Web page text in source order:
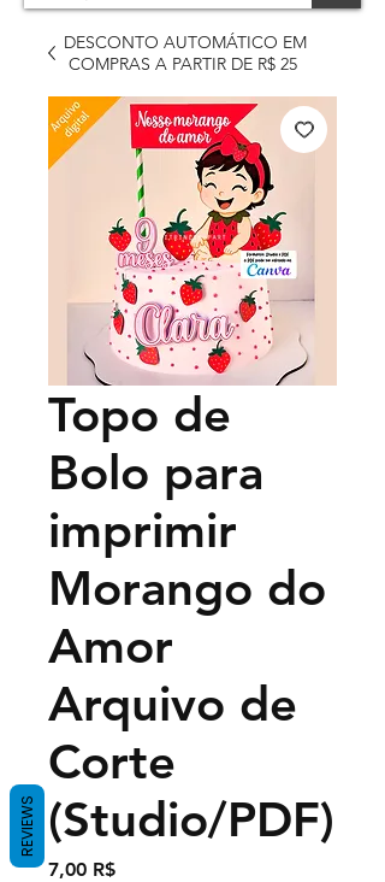
DESCONTO AUTOMÁTICO EM
COMPRAS A PARTIR DE R$ 25
Topo de
Bolo para
imprimir
Morango do
Amor
Arquivo de
Corte
(Studio/PDF)
7,00 R$Preis
REVIEWS